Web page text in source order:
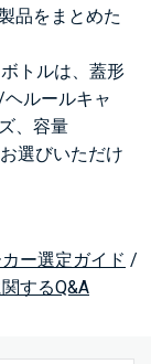
品をまとめた
トルは、蓋形
ルールキャ
、容量
選びいただけ
カー選定ガイド /
するQ&A